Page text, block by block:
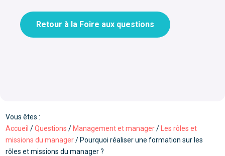
Retour à la Foire aux questions
Vous êtes :
Accueil / Questions / Management et manager /
Les rôles et
missions du manager / Pourquoi réaliser une formation sur les
rôles et missions du manager ?